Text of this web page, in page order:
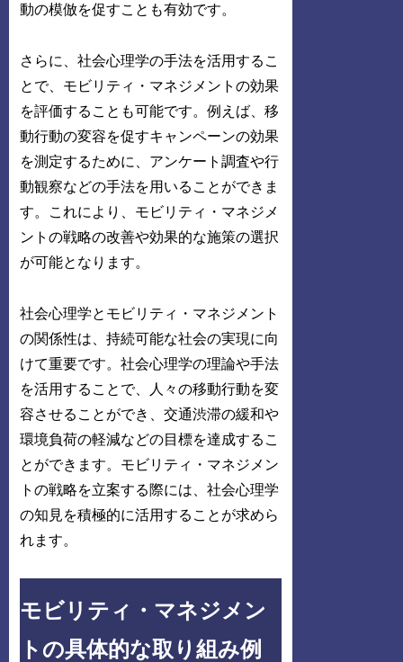
動の模倣を促すことも有効です。
さらに、社会心理学の手法を活用するこ
とで、モビリティ・マネジメントの効果
を評価することも可能です。例えば、移
動行動の変容を促すキャンペーンの効果
を測定するために、アンケート調査や行
動観察などの手法を用いることができま
す。これにより、モビリティ・マネジメ
ントの戦略の改善や効果的な施策の選択
が可能となります。
社会心理学とモビリティ・マネジメント
の関係性は、持続可能な社会の実現に向
けて重要です。社会心理学の理論や手法
を活用することで、人々の移動行動を変
容させることができ、交通渋滞の緩和や
環境負荷の軽減などの目標を達成するこ
とができます。モビリティ・マネジメン
トの戦略を立案する際には、社会心理学
の知見を積極的に活用することが求めら
れます。
モビリティ・マネジメン
トの具体的な取り組み例